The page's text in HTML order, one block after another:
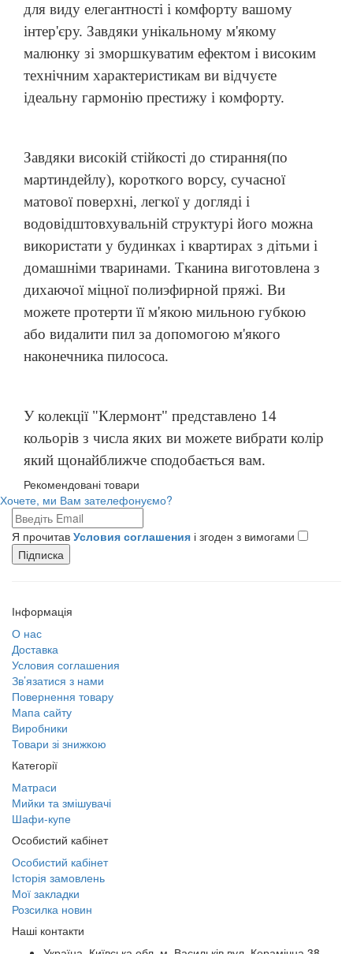
для виду елегантності і комфорту вашому
інтер'єру. Завдяки унікальному м'якому
малюнку зі зморшкуватим ефектом і високим
технічним характеристикам ви відчуєте
ідеальну гармонію престижу і комфорту.
Завдяки високій стійкості до стирання(по
мартиндейлу), короткого ворсу, сучасної
матової поверхні, легкої у догляді і
водовідштовхувальній структурі його можна
використати у будинках і квартирах з дітьми і
домашніми тваринами. Тканина виготовлена з
дихаючої міцної полиэфирной пряжі. Ви
можете протерти її м'якою мильною губкою
або видалити пил за допомогою м'якого
наконечника пилососа.
У колекції "Клермонт" представлено 14
кольорів з числа яких ви можете вибрати колір
який щонайближче сподобається вам.
Рекомендовані товари
Хочете, ми Вам зателефонуємо?
Я прочитав Условия соглашения і згоден з вимогами
Підписка
Інформація
О нас
Доставка
Условия соглашения
Зв’язатися з нами
Повернення товару
Мапа сайту
Виробники
Товари зі знижкою
Категорії
Матраси
Мийки та змішувачі
Шафи-купе
Особистий кабінет
Особистий кабінет
Історія замовлень
Мої закладки
Розсилка новин
Наші контакти